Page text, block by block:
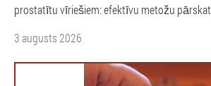
prostatītu vīriešiem: efektīvu metožu
3 augusts 2026